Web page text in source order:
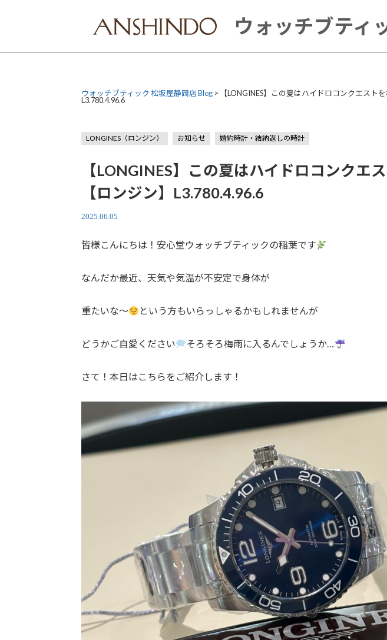
ウォッチブティ
ウォッチブティック 松坂屋静岡店 Blog > 【LONGINES】この夏はハイドロコンクエスト
L3.780.4.96.6
LONGINES（ロンジン） お知らせ 婚約時計・結納返しの時計
【LONGINES】この夏はハイドロコンクエ
【ロンジン】L3.780.4.96.6
2025.06.05
皆様こんにちは！安心堂ウォッチブティックの稲葉です
なんだか最近、天気や気温が不安定で身体が
重たいな〜 という方もいらっしゃるかもしれませんが
どうかご自愛ください そろそろ梅雨に入るんでしょうか…
さて！本日はこちらをご紹介します！